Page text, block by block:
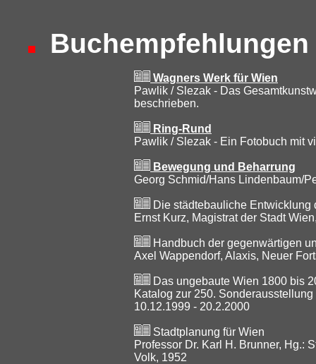
Buchempfehlungen
Wagners Werk für Wien
Pawlik / Slezak - Das
beschrieben.
Ring-Rund
Pawlik / Slezak - Ein Fotobuch mit
Bewegung und Beharrung
Georg Schmid/Hans Lindenbaum/
Die städtebauliche Entwicklung
Ernst Kurz, Magistrat der Stadt
Handbuch der gegenwärtigen
Axel Wappendorf, Alaxis, Neuer
Das ungebaute Wien 1800 bis
Katalog zur 250.
10.12.1999 - 20.2.2000
Stadtplanung für Wien
Professor Dr. Karl H. Brunner, Hg.:
Volk, 1952